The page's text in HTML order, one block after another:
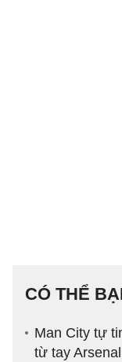
CÓ THỂ
Man City tự
từ tay Arsenal